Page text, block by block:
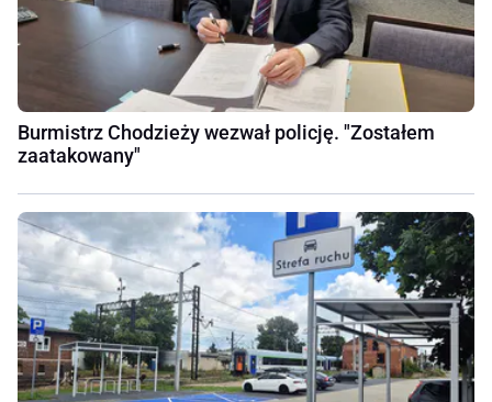
Burmistrz Chodzieży wezwał policję. "Zostałem
zaatakowany"